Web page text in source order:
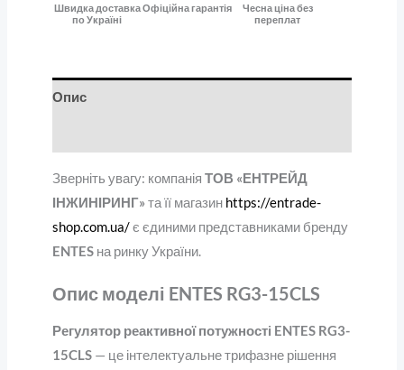
Швидка доставка
по Україні
Офіційна гарантія
Чесна ціна без
переплат
Опис
Зверніть увагу: компанія ТОВ «ЕНТРЕЙД
ІНЖИНІРИНГ» та її магазин https://entrade-
shop.com.ua/є єдиними представниками бренду
ENTESна ринку України.
Опис моделі ENTES RG3-15CLS
Регулятор реактивної потужності ENTES RG3-
15CLS— це інтелектуальне трифазне рішення